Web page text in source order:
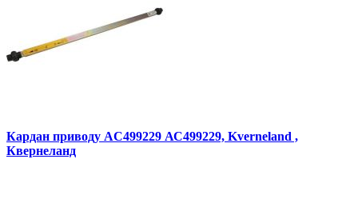
Кардан приводу AC499229 АС499229, Kverneland ,
Квернеланд